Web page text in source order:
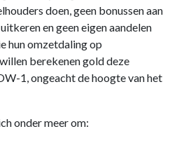
doen, geen bonussen aan
en geen eigen aandelen
hun omzetdaling op
berekenen gold deze
1, ongeacht de hoogte van het
onder meer om: